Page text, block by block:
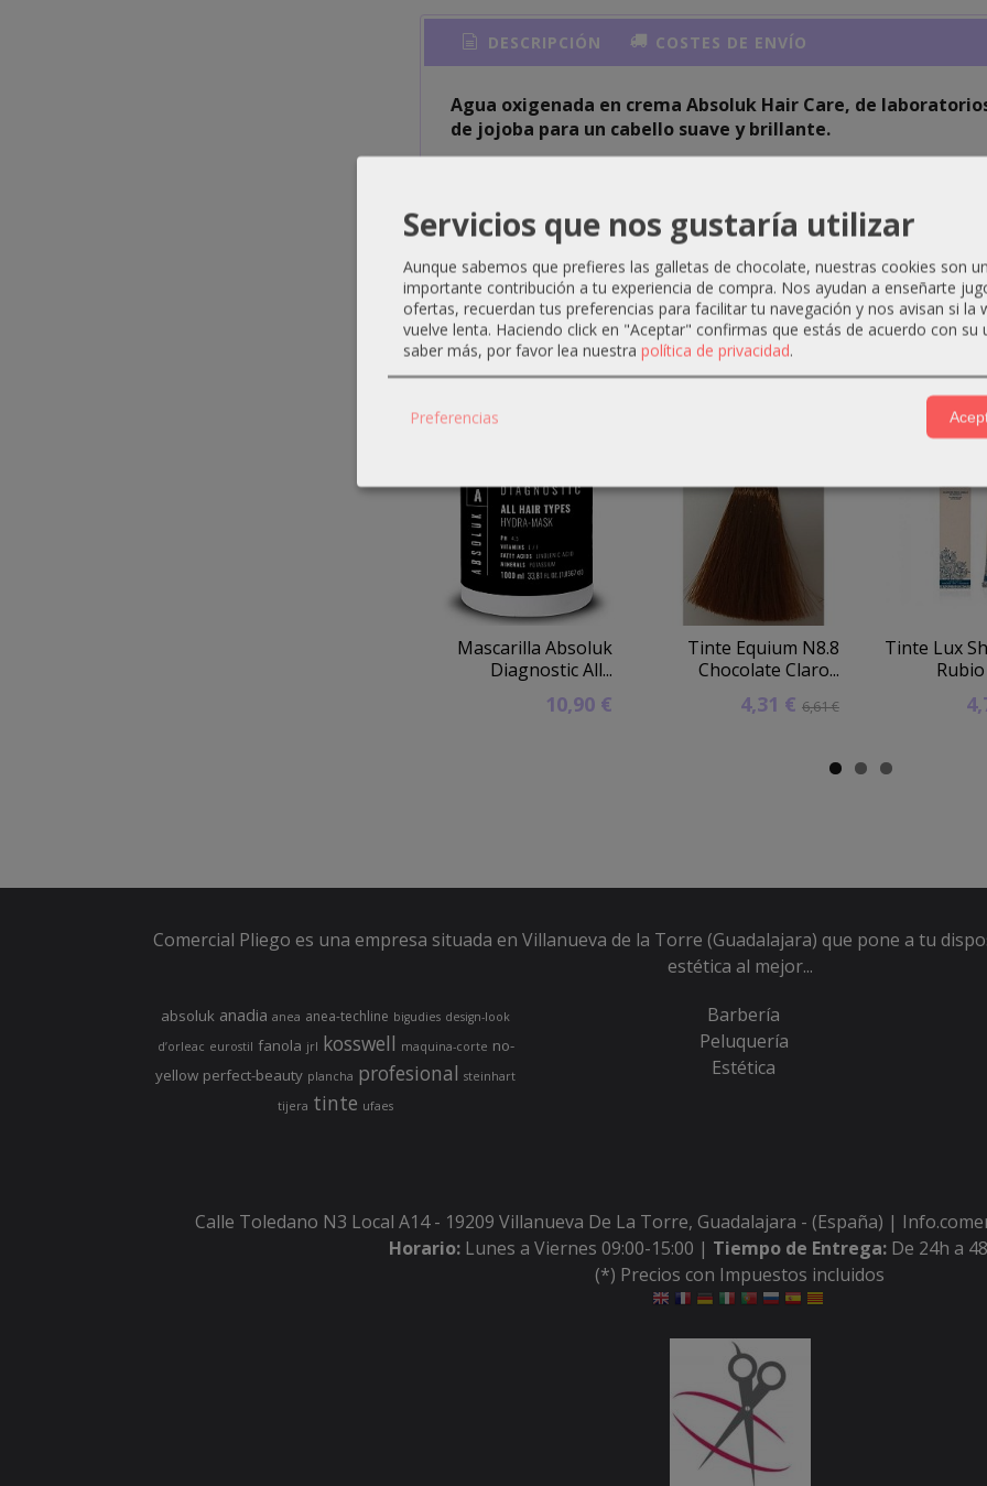
DESCRIPCIÓN COSTES DE ENVÍO
Agua oxigenada en crema Absoluk Hair Care, de
de jojoba para un cabello suave y brillante.
Utilizar el volumen adecuado a cada tipo de cabello/color. Añadir
correspondiente y el volumen adecuado junto al mezclarlos
metálico y a continuación homogeneizar.
Productos Relacionados
Mascarilla Absoluk
Diagnostic All...
10,90 €
Tinte Equium N8.8
Chocolate Claro...
4,31 € 6,61 €
Tinte Lux
Comercial Pliego es una empresa situada en Villanueva de la Torre (Guadalajara) que pone a tu
estética al mejor...
absoluk anadia anea anea-techline bigudies design-look
d’orleac eurostil fanola jrl kosswell maquina-corte no-
yellow perfect-beauty plancha profesional steinhart
tijera tinte ufaes
Barbería
Peluquería
Estética
Calle Toledano N3 Local A14 - 19209 Villanueva De La Torre, Guadalajara - (España) |
Horario: Lunes a Viernes 09:00-15:00 | Tiempo de Entrega: De 24h a
(*) Precios con Impuestos incluidos
Servicios que nos gustaría utilizar
Aunque sabemos que prefieres las galletas de chocolate, nuestras cookies son
importante contribución a tu experiencia de compra. Nos ayudan a enseñarte
ofertas, recuerdan tus preferencias para facilitar tu navegación y nos avisan si la
vuelve lenta. Haciendo click en "Aceptar" confirmas que estás de acuerdo con su
saber más, por favor lea nuestra política de privacidad.
Preferencias